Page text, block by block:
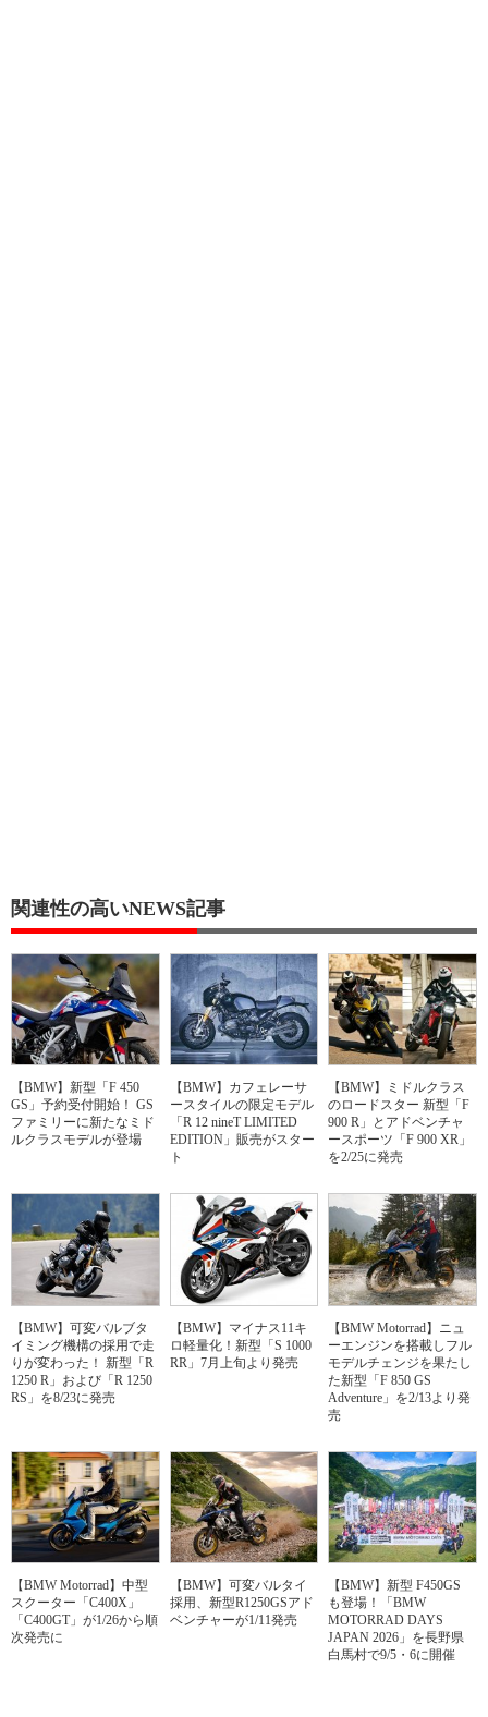
関連性の高いNEWS記事
【BMW】新型「F 450
GS」予約受付開始！ GS
ファミリーに新たなミド
ルクラスモデルが登場
【BMW】カフェレーサ
ースタイルの限定モデル
「R 12 nineT LIMITED
EDITION」販売がスター
ト
【BMW】ミドルクラス
のロードスター 新型「F
900 R」とアドベンチャ
ースポーツ「F 900 XR」
を2/25に発売
【BMW】可変バルブタ
イミング機構の採用で走
りが変わった！ 新型「R
1250 R」および「R 1250
RS」を8/23に発売
【BMW】マイナス11キ
ロ軽量化！新型「S 1000
RR」7月上旬より発売
【BMW Motorrad】ニュ
ーエンジンを搭載しフル
モデルチェンジを果たし
た新型「F 850 GS
Adventure」を2/13より発
売
【BMW Motorrad】中型
スクーター「C400X」
「C400GT」が1/26から順
次発売に
【BMW】可変バルタイ
採用、新型R1250GSアド
ベンチャーが1/11発売
【BMW】新型 F450GS
も登場！「BMW
MOTORRAD DAYS
JAPAN 2026」を長野県
白馬村で9/5・6に開催